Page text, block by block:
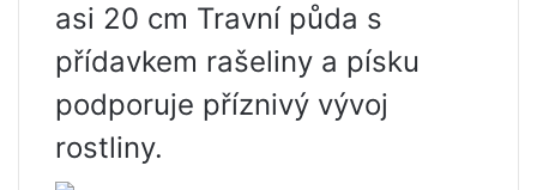
asi 20 cm Travní půda s
přídavkem rašeliny a písku
podporuje příznivý vývoj
rostliny.